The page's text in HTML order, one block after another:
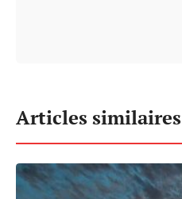
Articles similaires